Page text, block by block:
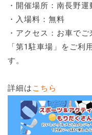
・開催場所：南長野運
・入場料：無料
・アクセス：お車で
「第1駐車場」をご利
す。
詳細は こちら